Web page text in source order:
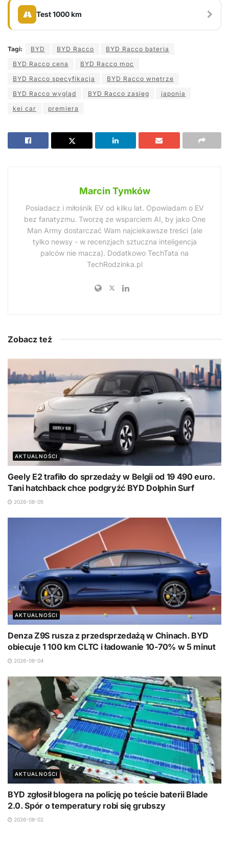
Test 1000 km
Tagi: BYD BYD Racco
BYD Racco bateria
BYD Racco cena
BYD Racco moc
BYD Racco specyfikacja
BYD Racco wnętrze
BYD Racco wygląd
BYD Racco zasięg
japonia
kei car
premiera
Marcin Tymków
Posiadacz i miłośnik EV od kilku lat. Opowiadam o EV
bez fanatyzmu. Tworzę ze wsparciem AI, by jako One
Man Army dostarczać Wam najciekawsze treści (ale
tylko newsy - w recenzjach sztuczna inteligencja
palców nie macza). Dodatkowo TechTata na
TechRodzinka.pl
Zobacz też
AKTUALNOŚCI
Geely E2 trafiło do sprzedaży w Belgii od 19 490 euro.
Tani hatchback chce podgryźć BYD Dolphin Surf
2026-08-05
AKTUALNOŚCI
Denza Z9S rusza z przedsprzedażą w Chinach. BYD
obiecuje 1 100 km CLTC i ładowanie 10-70% w 5 minut
2026-08-04
AKTUALNOŚCI
BYD zgłosił blogera na policję po teście baterii Blade
2.0. Spór o temperatury robi się grubszy
2026-08-02